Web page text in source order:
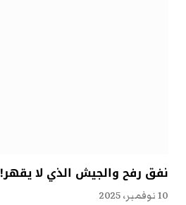
نفق رفح والجيش الذي لا يقهر!
10 نوفمبر، 2025